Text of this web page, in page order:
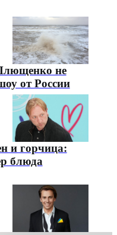
не
от России
и горчица:
блюда